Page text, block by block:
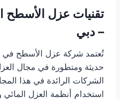
تقنيات عزل الأسطح
– دبي
تُعتمد شركة عزل الأسطح في
حديثة ومتطورة في مجال
الشركات الرائدة في هذا
استخدام أنظمة العزل المائي